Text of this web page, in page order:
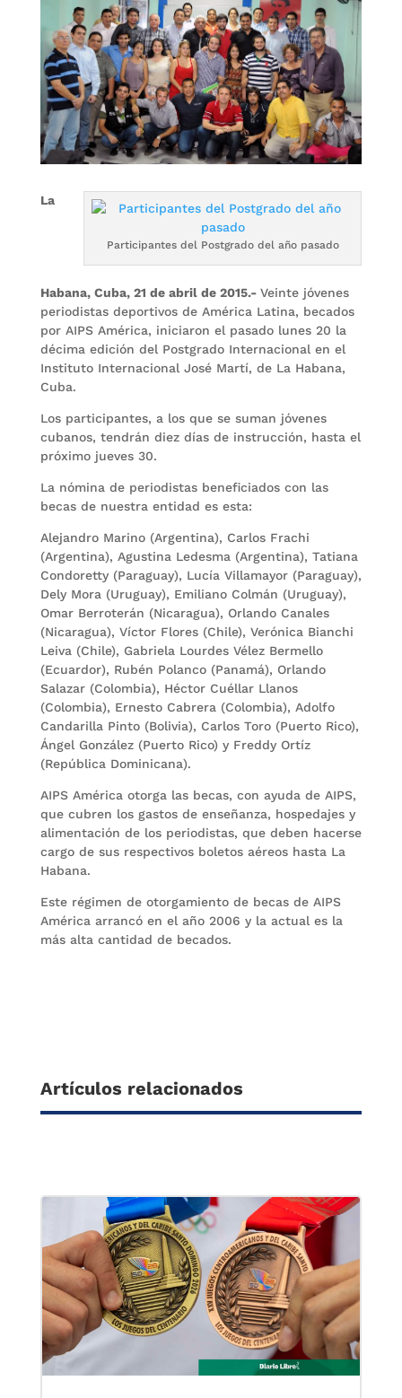
Participantes del Postgrado del año pasado
La
Habana, Cuba, 21 de abril de 2015.- Veinte jóvenes
periodistas deportivos de América Latina, becados
por AIPS América, iniciaron el pasado lunes 20 la
décima edición del Postgrado Internacional en el
Instituto Internacional José Martí, de La Habana,
Cuba.
Los participantes, a los que se suman jóvenes
cubanos, tendrán diez días de instrucción, hasta el
próximo jueves 30.
La nómina de periodistas beneficiados con las
becas de nuestra entidad es esta:
Alejandro Marino (Argentina), Carlos Frachi
(Argentina), Agustina Ledesma (Argentina), Tatiana
Condoretty (Paraguay), Lucía Villamayor (Paraguay),
Dely Mora (Uruguay), Emiliano Colmán (Uruguay),
Omar Berroterán (Nicaragua), Orlando Canales
(Nicaragua), Víctor Flores (Chile), Verónica Bianchi
Leiva (Chile), Gabriela Lourdes Vélez Bermello
(Ecuardor), Rubén Polanco (Panamá), Orlando
Salazar (Colombia), Héctor Cuéllar Llanos
(Colombia), Ernesto Cabrera (Colombia), Adolfo
Candarilla Pinto (Bolivia), Carlos Toro (Puerto Rico),
Ángel González (Puerto Rico) y Freddy Ortíz
(República Dominicana).
AIPS América otorga las becas, con ayuda de AIPS,
que cubren los gastos de enseñanza, hospedajes y
alimentación de los periodistas, que deben hacerse
cargo de sus respectivos boletos aéreos hasta La
Habana.
Este régimen de otorgamiento de becas de AIPS
América arrancó en el año 2006 y la actual es la
más alta cantidad de becados.
Artículos relacionados